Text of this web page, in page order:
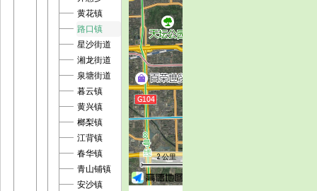
黄花镇
路口镇
星沙街道
湘龙街道
泉塘街道
暮云镇
黄兴镇
榔梨镇
江背镇
春华镇
青山铺镇
安沙镇
2 公里